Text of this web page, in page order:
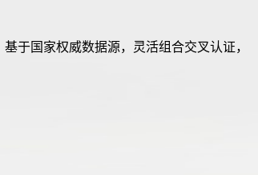
于国家权威数据源，灵活组合交叉认证，